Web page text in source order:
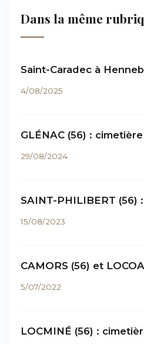
Dans la même
Saint-Caradec à
4/08/2025
GLÉNAC (56) : cimetière
29/08/2024
SAINT-PHILIBERT (56)
15/08/2023
CAMORS (56) et
5/07/2022
LOCMINÉ (56) :